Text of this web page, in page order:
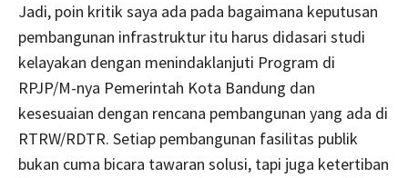
Jadi, poin kritik saya ada pada bagaimana keputusan
pembangunan infrastruktur itu harus didasari studi
kelayakan dengan menindaklanjuti Program di
RPJP/M-nya Pemerintah Kota Bandung dan
kesesuaian dengan rencana pembangunan yang ada di
RTRW/RDTR. Setiap pembangunan fasilitas publik
bukan cuma bicara tawaran solusi, tapi juga ketertiban